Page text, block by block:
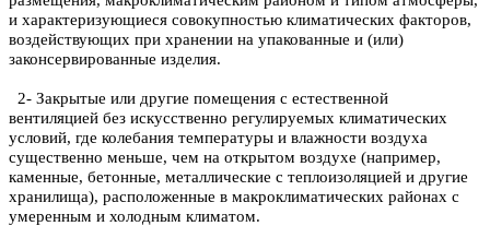
и характеризующиеся совокупностью климатических факторов,
воздействующих при хранении на упакованные и (или)
законсервированные изделия.
2- Закрытые или другие помещения с естественной
вентиляцией без искусственно регулируемых климатических
условий, где колебания температуры и влажности воздуха
существенно меньше, чем на открытом воздухе (например,
каменные, бетонные, металлические с теплоизоляцией и другие
хранилища), расположенные в макроклиматических районах с
умеренным и холодным климатом.